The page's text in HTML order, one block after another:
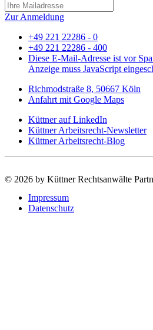
Zur Anmeldung
+49 221 22286 - 0
+49 221 22286 - 400
Diese E-Mail-Adresse ist vor
Anzeige muss JavaScript
Richmodstraße 8, 50667 Köln
Anfahrt mit Google Maps
Küttner auf LinkedIn
Küttner Arbeitsrecht-Newsletter
Küttner Arbeitsrecht-Blog
© 2026 by Küttner Rechtsanwälte
Impressum
Datenschutz